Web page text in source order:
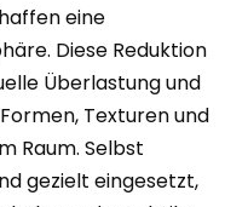
eine
Diese Reduktion
Überlastung und
Texturen und
Raum. Selbst
gezielt eingesetzt,